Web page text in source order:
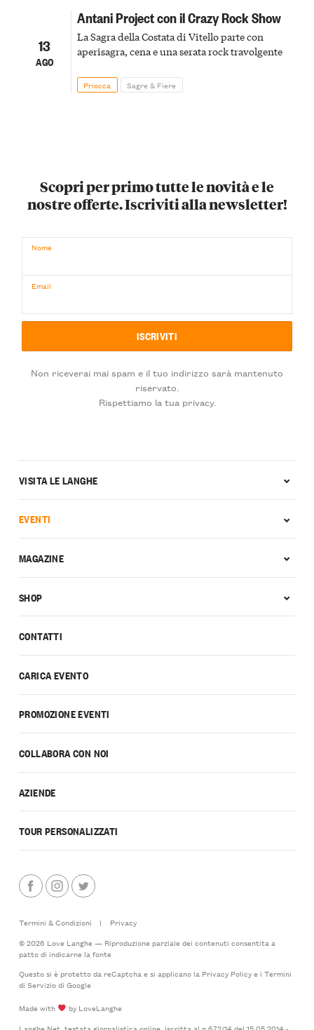
13
AGO
Antani Project con il Crazy Rock Show
La Sagra della Costata di Vitello parte con
aperisagra, cena e una serata rock travolgente
Priocca Sagre & Fiere
Scopri per primo tutte le novità e le
nostre offerte. Iscriviti alla newsletter!
Nome
Email
Non riceverai mai spam e il tuo indirizzo sarà mantenuto
riservato.
Rispettiamo la tua privacy.
CONTATTI
CARICA EVENTO
PROMOZIONE EVENTI
COLLABORA CON NOI
AZIENDE
TOUR PERSONALIZZATI
VISITA LE LANGHE
EVENTI
MAGAZINE
SHOP
Termini & Condizioni |
Privacy
© 2026 Love Langhe — Riproduzione parziale dei contenuti consentita a
patto di indicarne la fonte
Questo si è protetto da reCaptcha e si applicano la Privacy Policye i Termini
di Serviziodi Google
Made with
by LoveLanghe